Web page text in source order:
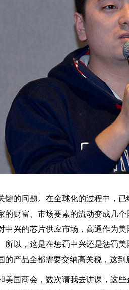
键的问题。在全球化的过程中，
的财富、市场要素的流动变成几
中兴的芯片供应市场，高通作为
所以，这是在惩罚中兴还是惩罚
的产品全都需要交纳高关税，这
美国商会，数次请我去讲课，这